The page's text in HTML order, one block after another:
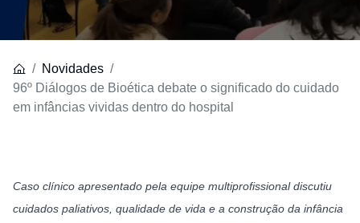
Novidades
96º Diálogos de Bioética debate o significado do cuidado
em infâncias vividas dentro do hospital
Caso clínico apresentado pela equipe multiprofissional discutiu
cuidados paliativos, qualidade de vida e a construção da infância